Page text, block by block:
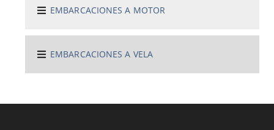
EMBARCACIONES A MOTOR
EMBARCACIONES A VELA